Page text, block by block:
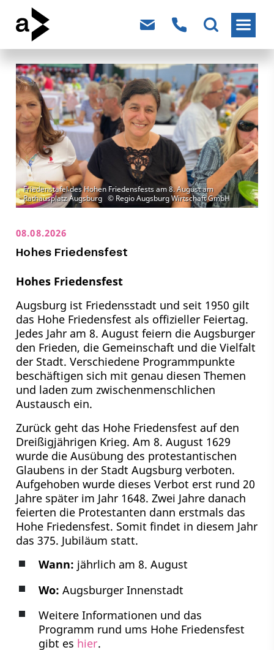
08.08.2026
Hohes Friedensfest
Hohes Friedensfest
Augsburg ist Friedensstadt und seit 1950 gilt
das Hohe Friedensfest als offizieller Feiertag.
Jedes Jahr am 8. August feiern die Augsburger
den Frieden, die Gemeinschaft und die Vielfalt
der Stadt. Verschiedene Programmpunkte
beschäftigen sich mit genau diesen Themen
und laden zum zwischenmenschlichen
Austausch ein.
Zurück geht das Hohe Friedensfest auf den
Dreißigjährigen Krieg. Am 8. August 1629
wurde die Ausübung des protestantischen
Glaubens in der Stadt Augsburg verboten.
Aufgehoben wurde dieses Verbot erst rund 20
Jahre später im Jahr 1648. Zwei Jahre danach
feierten die Protestanten dann erstmals das
Hohe Friedensfest. Somit findet in diesem Jahr
das 375. Jubiläum statt.
Wann: jährlich am 8. August
Wo: Augsburger Innenstadt
Weitere Informationen und das
Programm rund ums Hohe Friedensfest
gibt es hier.